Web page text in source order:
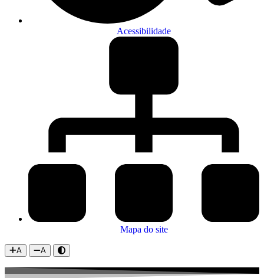
Acessibilidade
Mapa do site
A A